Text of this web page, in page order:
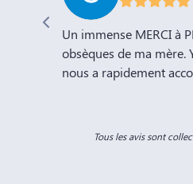
Un immense MERCI à
obsèques de ma
nous a rapidement
l'organisation de la
prospérité et succès
connaissances. Dans
Tous les avis sont